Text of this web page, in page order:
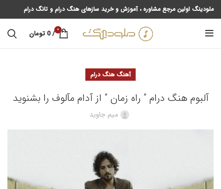
ملودینگ اولین مرجع مشاوره ، آموزش و خرید سازهای هنگ درام و تانگ درام
0
/
0 تومان
آهنگ هنگ درام
آلبوم هنگ درام ” راه زمان ” از آدام مآلوف را بشنوید
میم جاوید